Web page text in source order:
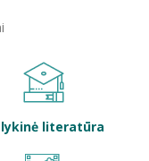
literatūra